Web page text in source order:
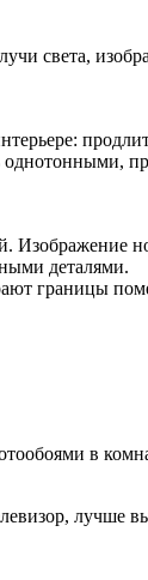
света,
Изображение
деталями.
границы
в
лучше